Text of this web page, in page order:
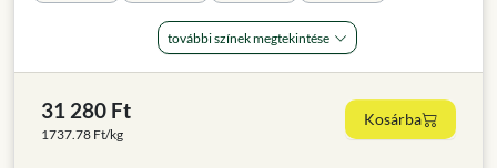
további színek megtekintése
31 280 Ft
1737.78 Ft/kg
Kosárba